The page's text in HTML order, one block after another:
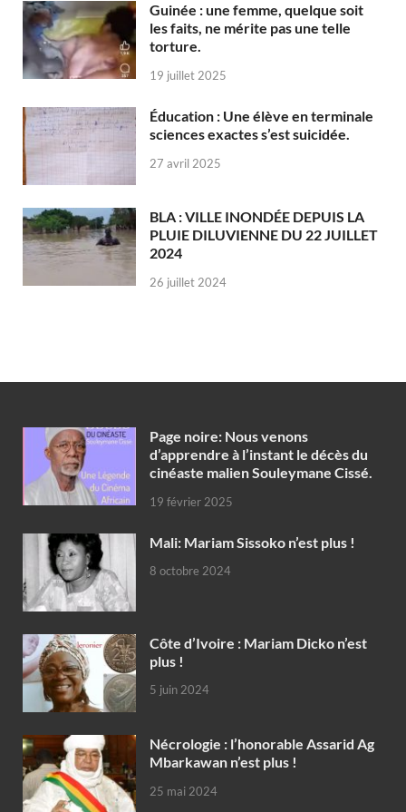
Guinée : une femme, quelque soit
les faits, ne mérite pas une telle
torture.
19 juillet 2025
Éducation : Une élève en terminale
sciences exactes s’est suicidée.
27 avril 2025
BLA : VILLE INONDÉE DEPUIS LA
PLUIE DILUVIENNE DU 22 JUILLET
2024
26 juillet 2024
Page noire: Nous venons
d’apprendre à l’instant le décès du
cinéaste malien Souleymane Cissé.
19 février 2025
Mali: Mariam Sissoko n’est plus !
8 octobre 2024
Côte d’Ivoire : Mariam Dicko n’est
plus !
5 juin 2024
Nécrologie : l’honorable Assarid Ag
Mbarkawan n’est plus !
25 mai 2024